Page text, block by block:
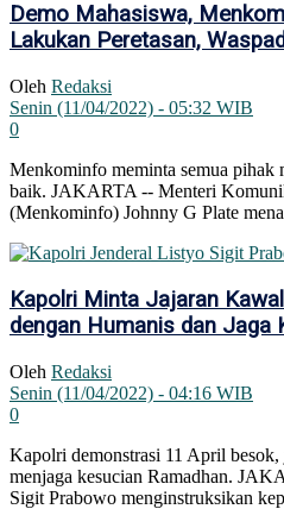
Demo Mahasiswa,
Lakukan Peretasan,
Oleh Redaksi
Senin (11/04/2022) - 05:32 WIB
0
Menkominfo meminta semua pihak
baik. JAKARTA -- Menteri
(Menkominfo) Johnny G Plate
Kapolri Minta Jajaran
dengan Humanis dan Jaga
Oleh Redaksi
Senin (11/04/2022) - 04:16 WIB
0
Kapolri demonstrasi 11 April
menjaga kesucian Ramadhan.
Sigit Prabowo menginstruksikan